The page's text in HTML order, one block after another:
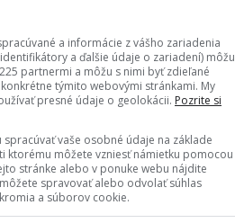
a informácie z vášho zariadenia
a ďalšie údaje o zariadení) môžu
partnermi a môžu s nimi byť zdieľané
týmito webovými stránkami. My
presné údaje o geolokácii. Pozrite si
vaše osobné údaje na základe
ktorému môžete vzniesť námietku pomocou
stránke alebo v ponuke webu nájdite
spravovať alebo odvolať súhlas
a súborov cookie.